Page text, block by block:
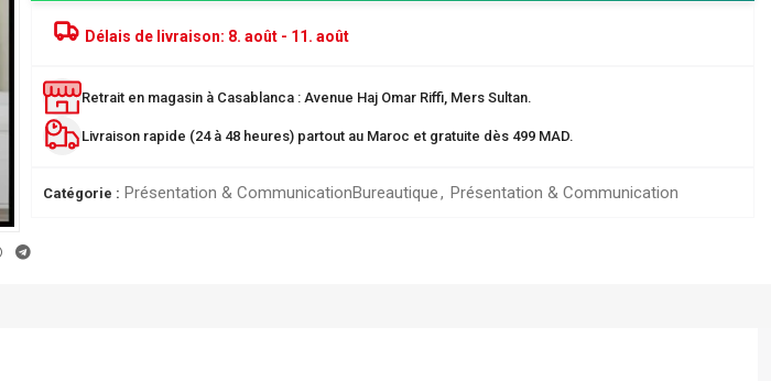
PRODUITS POPULAIRE
Classeur à levier SICLA Dos 8 cm
de vos documents
Délais de livraison: 8. août - 11. août
Retrait en magasin à Casablanca : Avenue Haj Omar Riffi, Mers Sultan.
Livraison rapide (24 à 48 heures) partout au Maroc et gratuite dès 499 MAD.
Catégorie : Présentation & CommunicationBureautique, Présentation & Communication